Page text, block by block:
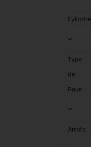
Cylindré
Type
de
Roue
Année